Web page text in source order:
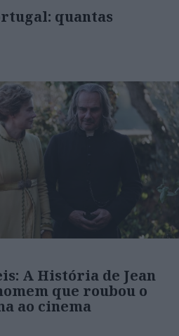
quantas
A História de Jean
que roubou o
ao cinema